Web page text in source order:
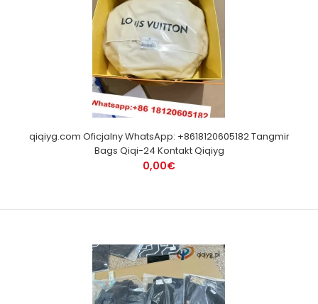
qiqiyg.com Oficjalny WhatsApp: +8618120605182 Tangmir
Bags Qiqi-24 Kontakt Qiqiyg
0,00€